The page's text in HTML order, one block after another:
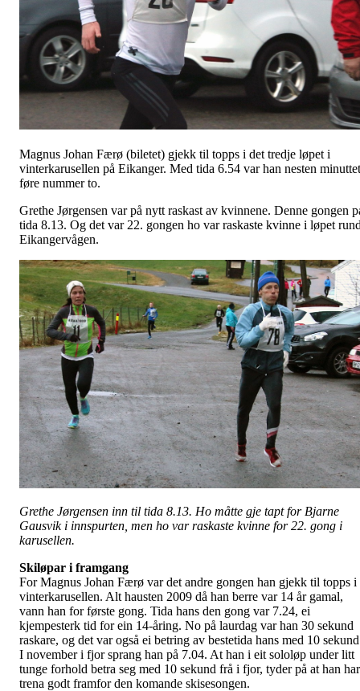
Magnus Johan Færø (biletet) gjekk til topps i det tredje løpet i
vinterkarusellen på Eikanger. Med tida 6.54 var han nesten minuttet
føre nummer to.
Grethe Jørgensen var på nytt raskast av kvinnene. Denne gongen
tida 8.13. Og det var 22. gongen ho var raskaste kvinne i løpet
Eikangervågen.
Grethe Jørgensen inn til tida 8.13. Ho måtte gje tapt for Bjarne
Gausvik i innspurten, men ho var raskaste kvinne for 22. gong i
karusellen.
Skiløpar i framgang
For Magnus Johan Færø var det andre gongen han gjekk til topps i
vinterkarusellen. Alt hausten 2009 då han berre var 14 år gamal,
vann han for første gong. Tida hans den gong var 7.24, ei
kjempesterk tid for ein 14-åring. No på laurdag var han 30 sekund
raskare, og det var også ei betring av bestetida hans med 10
I november i fjor sprang han på 7.04. At han i eit sololøp under litt
tunge forhold betra seg med 10 sekund frå i fjor, tyder på at han har
trena godt framfor den komande skisesongen.